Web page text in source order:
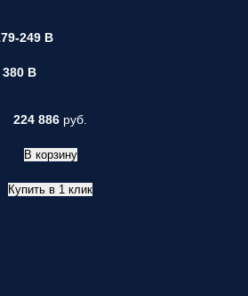
249 В
380 В
224 886 руб.
В корзину
Купить в 1 клик